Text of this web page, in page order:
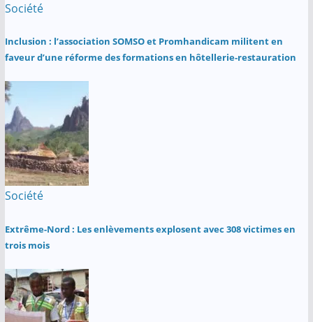
Société
Inclusion : l’association SOMSO et Promhandicam militent en
faveur d’une réforme des formations en hôtellerie-restauration
Société
Extrême-Nord : Les enlèvements explosent avec 308 victimes en
trois mois